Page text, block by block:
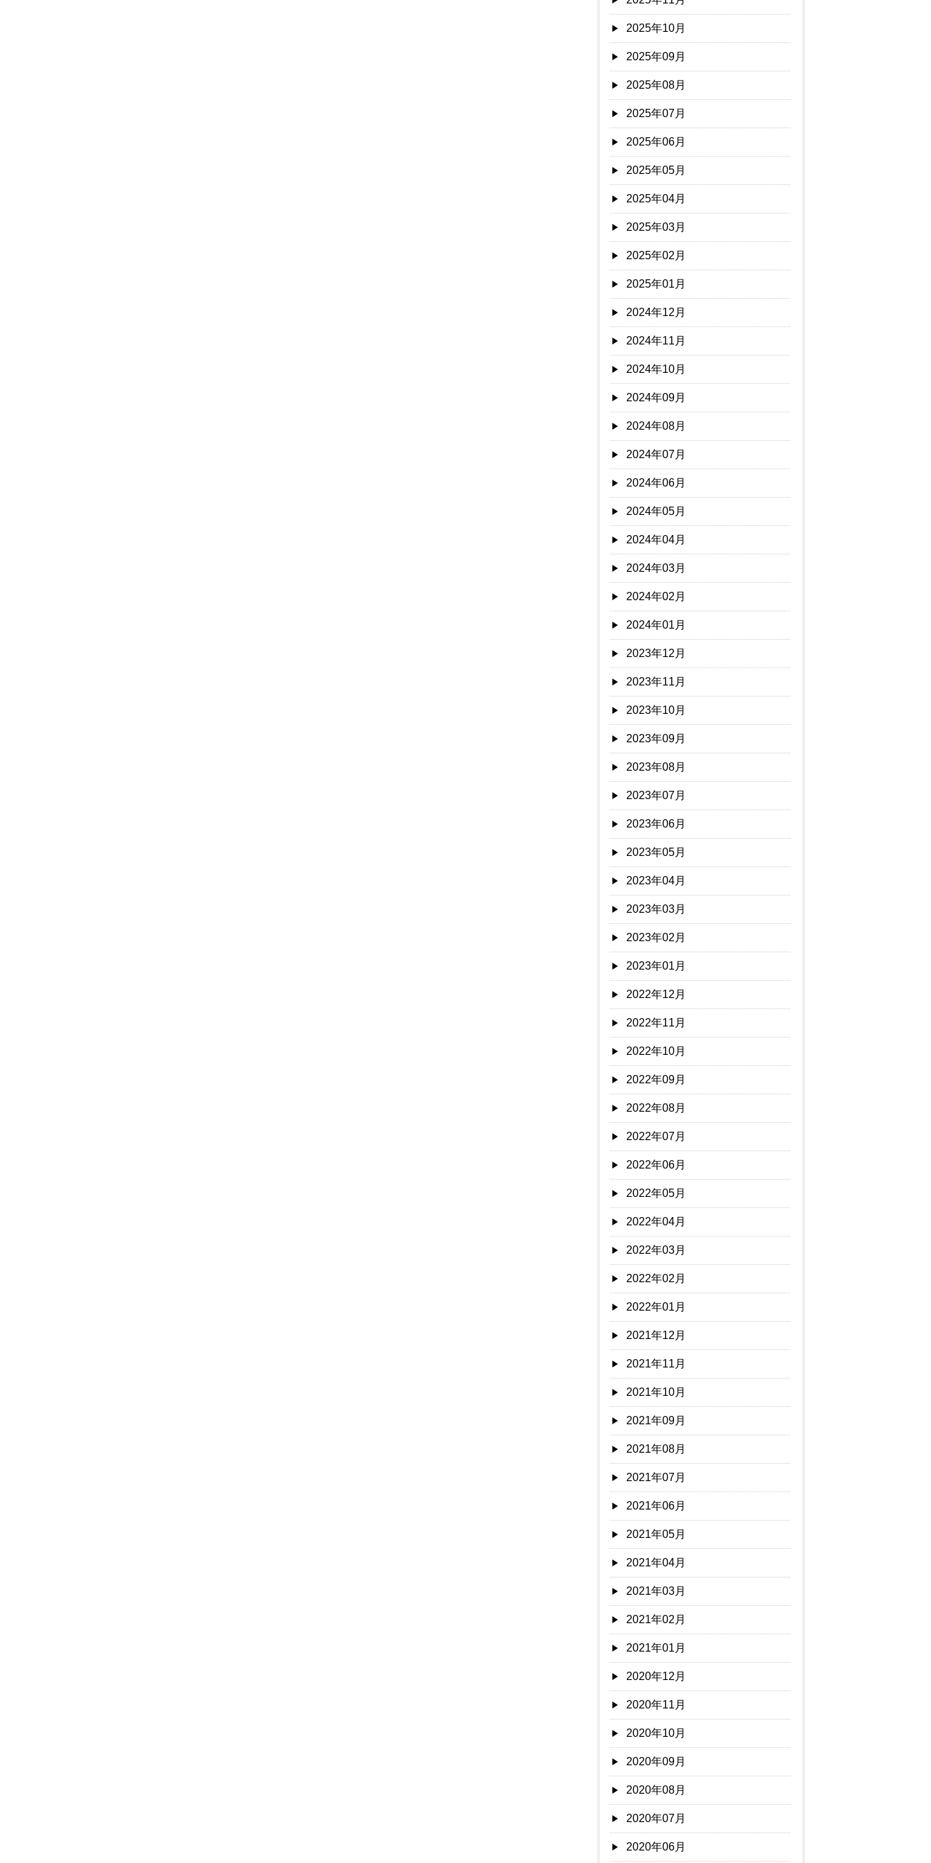
2025年10月
2025年09月
2025年08月
2025年07月
2025年06月
2025年05月
2025年04月
2025年03月
2025年02月
2025年01月
2024年12月
2024年11月
2024年10月
2024年09月
2024年08月
2024年07月
2024年06月
2024年05月
2024年04月
2024年03月
2024年02月
2024年01月
2023年12月
2023年11月
2023年10月
2023年09月
2023年08月
2023年07月
2023年06月
2023年05月
2023年04月
2023年03月
2023年02月
2023年01月
2022年12月
2022年11月
2022年10月
2022年09月
2022年08月
2022年07月
2022年06月
2022年05月
2022年04月
2022年03月
2022年02月
2022年01月
2021年12月
2021年11月
2021年10月
2021年09月
2021年08月
2021年07月
2021年06月
2021年05月
2021年04月
2021年03月
2021年02月
2021年01月
2020年12月
2020年11月
2020年10月
2020年09月
2020年08月
2020年07月
2020年06月